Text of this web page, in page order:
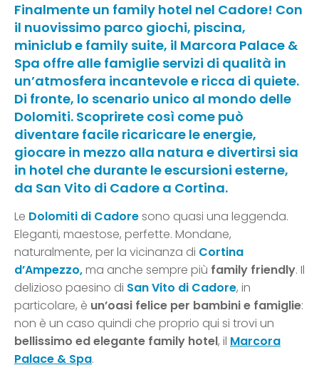
Finalmente un family hotel nel Cadore! Con
il nuovissimo parco giochi, piscina,
miniclub e family suite, il Marcora Palace &
Spa offre alle famiglie servizi di qualità in
un’atmosfera incantevole e ricca di quiete.
Di fronte, lo scenario unico al mondo delle
Dolomiti. Scoprirete così come può
diventare facile ricaricare le energie,
giocare in mezzo alla natura e divertirsi sia
in hotel che durante le escursioni esterne,
da San Vito di Cadore a Cortina.
Le Dolomiti di Cadoresono quasi una leggenda.
Eleganti, maestose, perfette. Mondane,
naturalmente, per la vicinanza di Cortina
d’Ampezzo,ma anche sempre più family friendly. Il
delizioso paesino di San Vito di Cadore, in
particolare, è un’oasi felice per bambini e famiglie:
non è un caso quindi che proprio qui si trovi un
bellissimo ed elegante family hotel, il Marcora
Palace & Spa.